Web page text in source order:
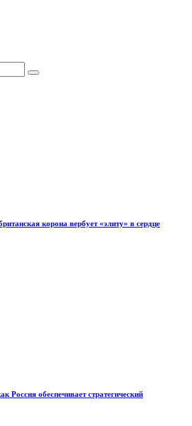
корона вербует «элиту» в сердце
Россия обеспечивает стратегический